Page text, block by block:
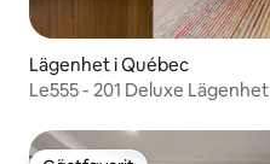
Lägenhet i Québec
Le555 - 201 Deluxe Lägenhet